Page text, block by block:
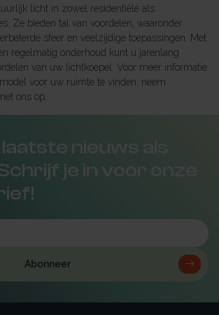
licht in zowel residentiële als
Ze bieden tal van voordelen, waaronder
sfeer en veelzijdige toepassingen. Met
regelmatig onderhoud kunt u jarenlang
van uw lichtkoepel. Voor meer informatie
voor uw ruimte te vinden, neem
ons op.
nieuws als
je in voor onze
Abonneer